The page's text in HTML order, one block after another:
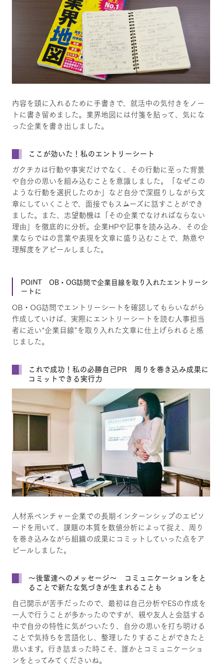
内容を頭に入れるために手書きで、就活中の気付きをノー
トに書き留めました。業界地図には付箋を貼って、気にな
った企業を書き出しました。
ここが効いた！私のエントリーシート
ガクチカは行動や事実だけでなく、その行動に至った背景
や自分の思いを組み込むことを意識しました。「なぜこの
ような行動を選択したのか」など自分で深掘りしながら文
章にしていくことで、面接でもスムーズに話すことができ
ました。また、志望動機は「その企業でなければならない
理由」を徹底的に分析。企業HPや記事を読み込み、その企
業ならではの言葉や表現を文章に盛り込むことで、熱意や
理解度をアピールしました。
POINT OB・OG訪問で企業目線を取り入れたエントリーシ
ートに
OB・OG訪問でエントリーシートを確認してもらいながら
作成していけば、実際にエントリーシートを読む人事担当
者に近い“企業目線”を取り入れた文章に仕上げられると感
じました。
これで成功！私の必勝自己PR 周りを巻き込み成果に
コミットできる実行力
人材系ベンチャー企業での長期インターンシップのエピソ
ードを用いて、課題の本質を数値分析によって捉え、周り
を巻き込みながら組織の成果にコミットしていった点をア
ピールしました。
～後輩達へのメッセージ～ コミュニケーションをと
ることで新たな気づきが生まれることも
自己開示が苦手だったので、最初は自己分析やESの作成を
一人で行うことが多かったのですが、親や友人と会話する
中で自分の特性に気がついたり、自分の思いを打ち明ける
ことで気持ちを言語化し、整理したりすることができたと
思います。行き詰まった時こそ、誰かとコミュニケーショ
ンをとってみてくださいね。